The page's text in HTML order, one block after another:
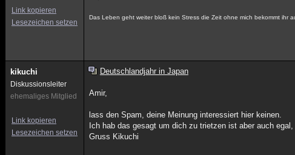
Link kopieren
Lesezeichen setzen
Das Leben geht weiter bloß kein Stress die Zeit ohne mich bekommt ihr
kikuchi
Diskussionsleiter
ehemaliges Mitglied
Link kopieren
Lesezeichen setzen
Deutschlandjahr in Japan
Amir,
lass den Spam, deine Meinung interessiert hier keinen.
Ich hab das gesagt um dich zu trietzen ist aber auch egal,
Gruss Kikuchi